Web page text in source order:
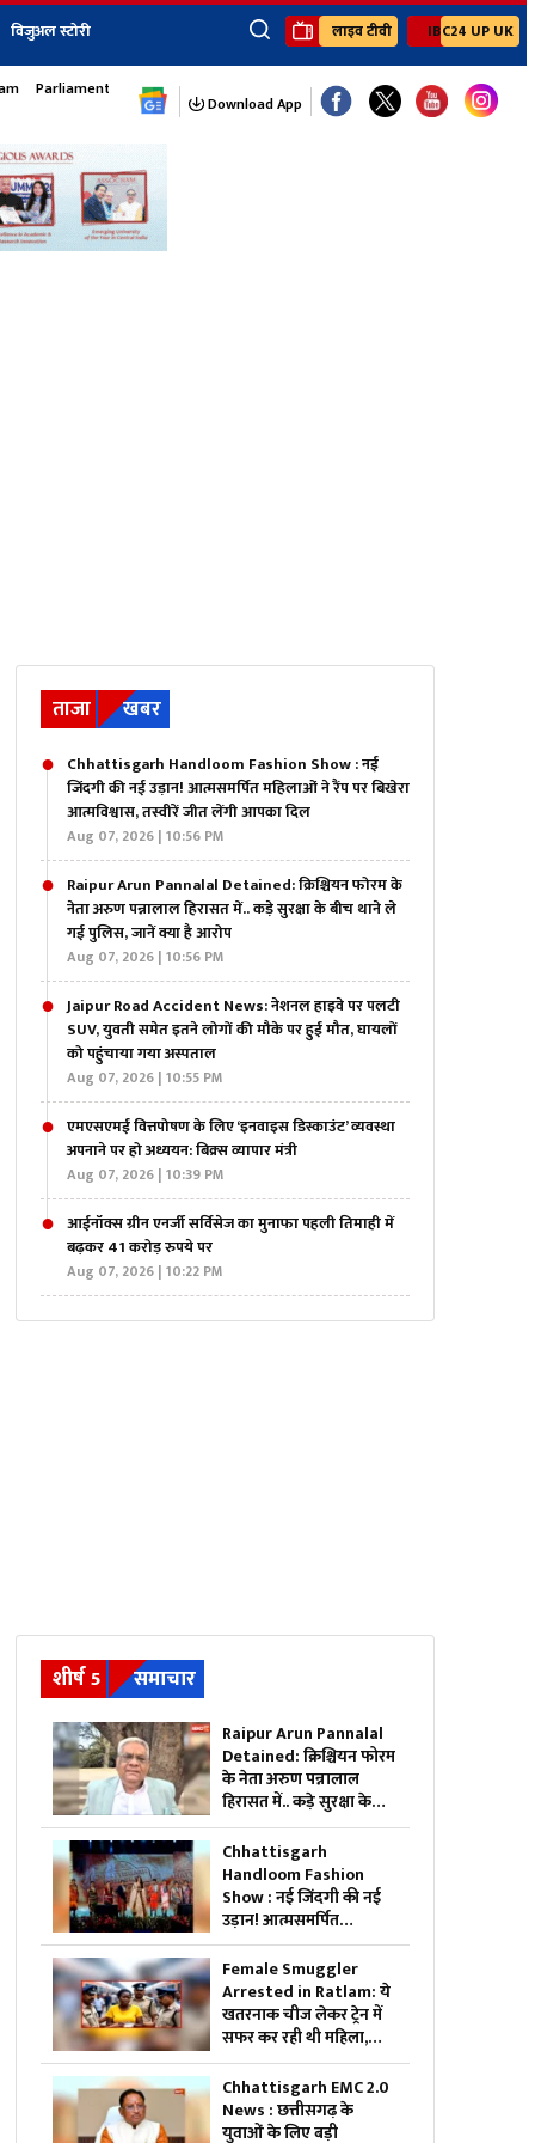
विजुअल स्टोरी
×
खेल जॉब्स न्यूज Youtube Channels
लाइव टीवी IBC24 UP UK
Parliament Monsoon Session
Download App
ताजा खबर
Chhattisgarh Handloom Fashion Show : नई
जिंदगी की नई उड़ान! आत्मसमर्पित महिलाओं ने रैंप पर बिखेरा
आत्मविश्वास, तस्वीरें जीत लेंगी आपका दिल
Aug 07, 2026 | 10:56 PM
Raipur Arun Pannalal Detained: क्रिश्चियन फोरम के
नेता अरुण पन्नालाल हिरासत में.. कड़े सुरक्षा के बीच थाने ले
गई पुलिस, जानें क्या है आरोप
Aug 07, 2026 | 10:56 PM
Jaipur Road Accident News: नेशनल हाइवे पर पलटी
SUV, युवती समेत इतने लोगों की मौके पर हुई मौत, घायलों
को पहुंचाया गया अस्पताल
Aug 07, 2026 | 10:55 PM
एमएसएमई वित्तपोषण के लिए ‘इनवाइस डिस्काउंट’ व्यवस्था
अपनाने पर हो अध्ययन: बिक्र्स व्यापार मंत्री
Aug 07, 2026 | 10:39 PM
आईनॉक्स ग्रीन एनर्जी सर्विसेज का मुनाफा पहली तिमाही में
बढ़कर 41 करोड़ रुपये पर
Aug 07, 2026 | 10:22 PM
शीर्ष 5 समाचार
Raipur Arun Pannalal
Detained: क्रिश्चियन फोरम
के नेता अरुण पन्नालाल
हिरासत में.. कड़े सुरक्षा के
बीच थाने ले गई पुलिस, जानें
क्या है आरोप
Chhattisgarh
Handloom Fashion
Show : नई जिंदगी की नई
उड़ान! आत्मसमर्पित
महिलाओं ने रैंप पर बिखेरा
आत्मविश्वास, तस्वीरें जीत
लेंगी आपका दिल
Female Smuggler
Arrested in Ratlam: ये
खतरनाक चीज लेकर ट्रेन में
सफर कर रही थी महिला,
पुलिस ने किया गिरफ्तार,
जांच में सामने आई चौंकाने
वाली सच्चाई
Chhattisgarh EMC 2.0
News : छत्तीसगढ़ के
युवाओं के लिए बड़ी